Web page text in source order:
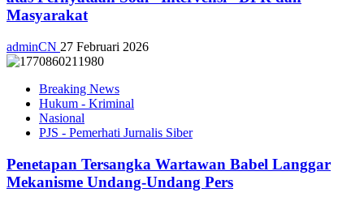
Masyarakat
adminCN 27 Februari 2026
Breaking News
Hukum - Kriminal
Nasional
PJS - Pemerhati Jurnalis Siber
Penetapan Tersangka Wartawan Babel Langgar
Mekanisme Undang-Undang Pers